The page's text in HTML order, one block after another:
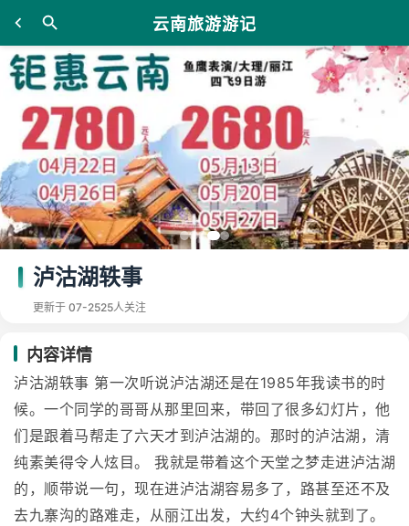
云南旅游游记
泸沽湖轶事
更新于 07-2525人关注
内容详情
泸沽湖轶事 第一次听说泸沽湖还是在1985年我读书的时
候。一个同学的哥哥从那里回来，带回了很多幻灯片，他
们是跟着马帮走了六天才到泸沽湖的。那时的泸沽湖，清
纯素美得令人炫目。 我就是带着这个天堂之梦走进泸沽湖
的，顺带说一句，现在进泸沽湖容易多了，路甚至还不及
去九寨沟的路难走，从丽江出发，大约4个钟头就到了。